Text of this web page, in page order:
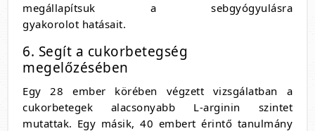
megállapítsuk a sebgyógyulásra
gyakorolot hatásait.
6. Segít a cukorbetegség
megelőzésében
Egy 28 ember körében végzett vizsgálatban a
cukorbetegek alacsonyabb L-arginin szintet
mutattak. Egy másik, 40 embert érintő tanulmány